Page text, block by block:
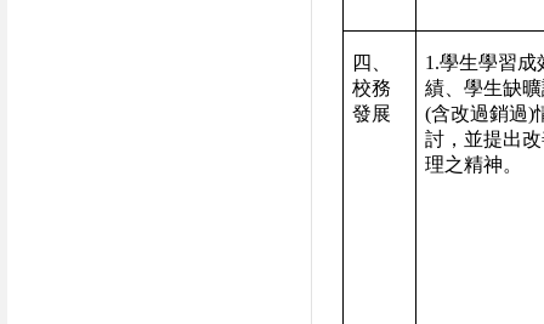
四、
校務
發展
1.學生學習成
績、學生缺
(含改過銷過)
討，並提出
理之精神。